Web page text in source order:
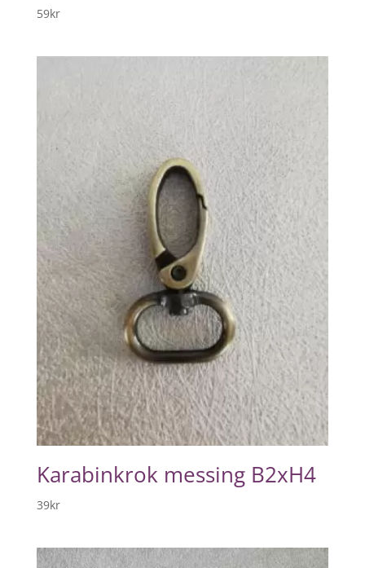
59kr
Karabinkrok messing B2xH4
39kr